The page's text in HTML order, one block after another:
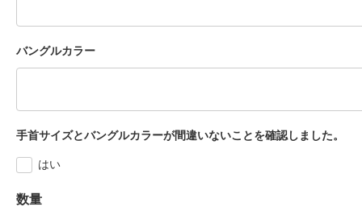
バングルカラー
手首サイズとバングルカラーが間違いないことを確認しました。
はい
数量